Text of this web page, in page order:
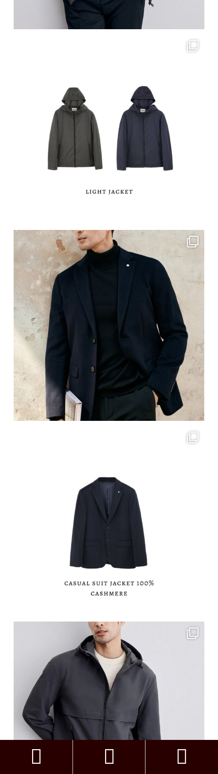
  